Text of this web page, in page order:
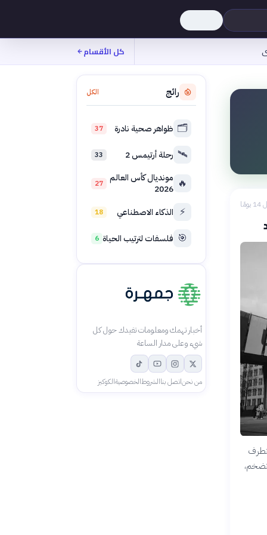
كل الأقسام
رائج الكل
🗂️ ظواهر صحية نادرة 37
🛰️ رحلة أرتيمس 2 33
🔥 مونديال كأس العالم
2026
27
⚡ الذكاء الاصطناعي 18
🎯 فلسفات لترتيب الحياة 6
أخبار تهمك ومعلومات تفيدك حول كل
شيء وعلى مدار الساعة
من نحناتصل بناالشروطالخصوصيةالكوكيز